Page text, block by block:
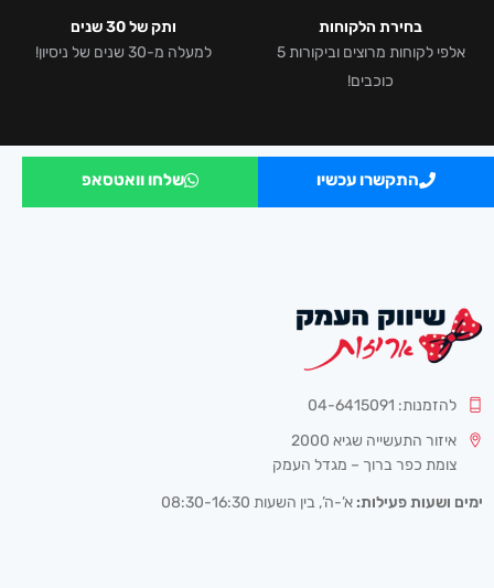
בחירת הלקוחות
אלפי לקוחות מרוצים וביקורות 5
כוכבים!
ותק של 30 שנים
למעלה מ-30 שנים של ניסיון!
התקשרו עכשיו שלחו וואטסאפ
להזמנות: 04-6415091
איזור התעשייה שגיא 2000
צומת כפר ברוך – מגדל העמק
ימים ושעות פעילות: א’-ה’, בין השעות 08:30-16:30